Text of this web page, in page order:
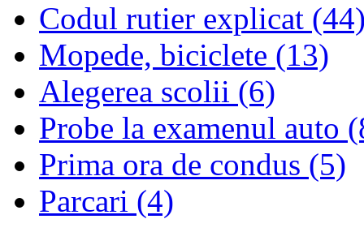
Codul rutier explicat
Mopede, biciclete (13)
Alegerea scolii (6)
Probe la examenul auto
Prima ora de condus (5)
Parcari (4)